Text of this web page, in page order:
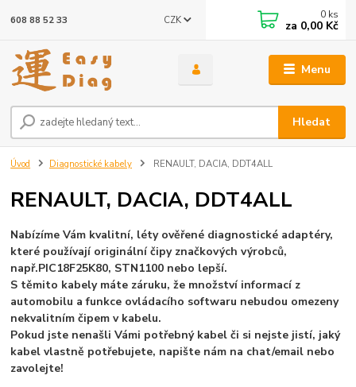
Menu
CZK
Hledat
608 88 52 33 0 ks
za 0,00 Kč
Úvod Diagnostické kabely RENAULT, DACIA, DDT4ALL
RENAULT, DACIA, DDT4ALL
Nabízíme Vám kvalitní, léty ověřené diagnostické adaptéry,
které používají originální čipy značkových výrobců,
např.PIC18F25K80, STN1100 nebo lepší.
S těmito kabely máte záruku, že množství informací z
automobilu a funkce ovládacího softwaru nebudou omezeny
nekvalitním čipem v kabelu.
Pokud jste nenašli Vámi potřebný kabel či si nejste jistí, jaký
kabel vlastně potřebujete, napište nám na chat/email nebo
zavolejte!